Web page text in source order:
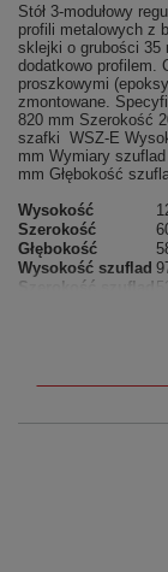
Stół 3-modułowy
profili metalowych z
sklejki o grubości 35
dodatkowo profilem.
proszkowymi
zmontowane.
820 mm Szerokość
szafki WSZ-E
mm Wymiary
mm Głębokość
Wysokość
Szerokość
Głębokość
Wysokość szuflad
Szerokość szuflad
RAL